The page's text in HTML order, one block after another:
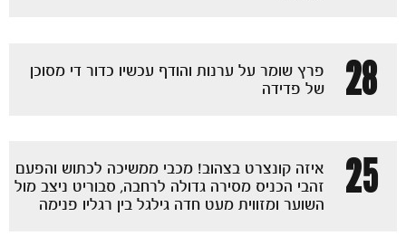
28
פרץ שומר על ערנות והודף עכשיו כדור די מסוכן
של פדידה
25
איזה קונצרט בצהוב! מכבי ממשיכה לכתוש והפעם
זהבי הכניס מסירה גדולה לרחבה, סבוריט ניצב מול
השוער ומזווית מעט חדה גילגל בין רגליו פנימה